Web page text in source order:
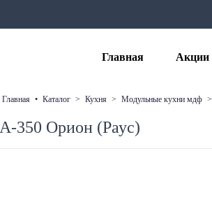
Главная Акции
главная • каталог > кухня > модульные кухни мдф >
А-350 Орион (Раус)